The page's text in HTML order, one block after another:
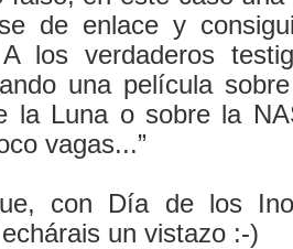
de enlace y
los verdaderos
una película
la Luna o sobre la
vagas...”
con Día de los
un vistazo :-)